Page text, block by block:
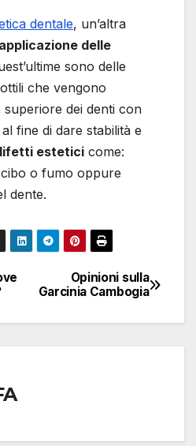
dentale, un’altra
applicazione delle
sono delle
che vengono
dei denti con
fine di dare stabilità e
estetici come:
o fumo oppure
dente.
Opinioni sulla
Garcinia Cambogia